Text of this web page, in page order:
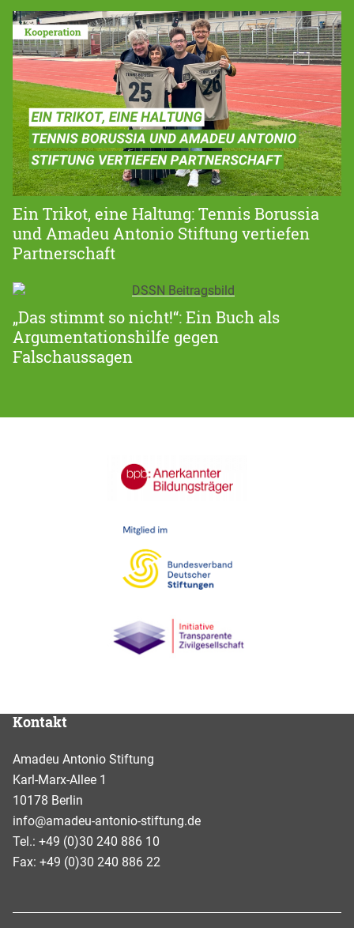
Ein Trikot, eine Haltung: Tennis Borussia
und Amadeu Antonio Stiftung vertiefen
Partnerschaft
„Das stimmt so nicht!“: Ein Buch als
Argumentationshilfe gegen
Falschaussagen
Kontakt
Amadeu Antonio Stiftung
Karl-Marx-Allee 1
10178 Berlin
info@amadeu-antonio-stiftung.de
Tel.: +49 (0)30 240 886 10
Fax: +49 (0)30 240 886 22